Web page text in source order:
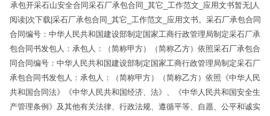
承包开采石山安全合同采石厂承包合同_其它_工作范文_应用文书暂无|人
阅读|次下载|采石厂承包合同_其它_工作范文_应用文书。采石厂承包合同
合同编号：中华人民共和国建设部制定国家工商行政管理局制定 采石厂承
包合同书发包人：承包人：（简称甲方）（简称乙方）依照采石厂承包合
同合同编号：中华人民共和国建设部制定国家工商行政管理局制定 采石厂
承包合同书发包人：承包人：（简称甲方）（简称乙方）依照《中华人民
共和国合同法》《中华人民共和国经济、法》、《中华人民共和国安全生
产管理条例》及其他有关法律、行政法规、遵循平等、自愿、公平和诚实